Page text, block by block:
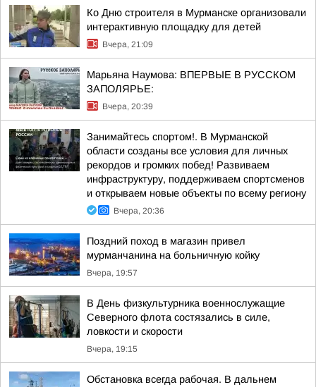
Ко Дню строителя в Мурманске организовали
интерактивную площадку для детей
Вчера, 21:09
Марьяна Наумова: ВПЕРВЫЕ В РУССКОМ
ЗАПОЛЯРЬЕ:
Вчера, 20:39
Занимайтесь спортом!. В Мурманской
области созданы все условия для личных
рекордов и громких побед! Развиваем
инфраструктуру, поддерживаем спортсменов
и открываем новые объекты по всему региону
Вчера, 20:36
Поздний поход в магазин привел
мурманчанина на больничную койку
Вчера, 19:57
В День физкультурника военнослужащие
Северного флота состязались в силе,
ловкости и скорости
Вчера, 19:15
Обстановка всегда рабочая. В дальнем